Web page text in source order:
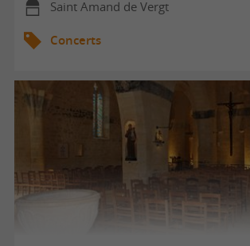
Saint Amand de Vergt
Concerts